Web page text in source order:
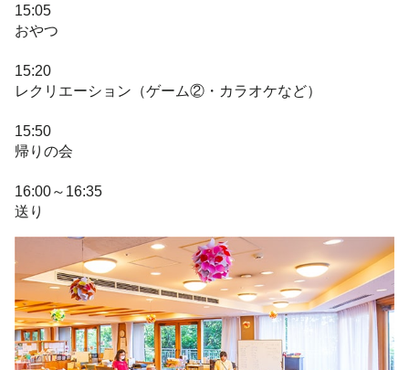
15:05
おやつ
15:20
レクリエーション（ゲーム②・カラオケなど）
15:50
帰りの会
16:00～16:35
送り